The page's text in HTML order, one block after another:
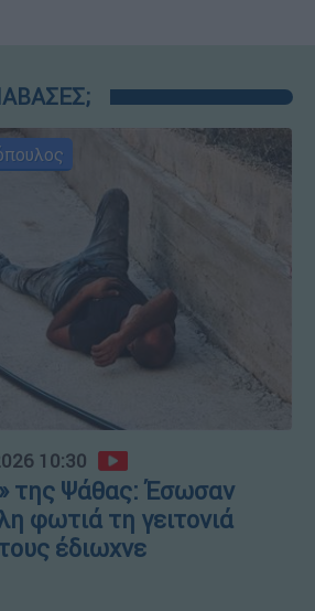
10:30
της Ψάθας: Έσωσαν
φωτιά τη γειτονιά
έδιωχνε